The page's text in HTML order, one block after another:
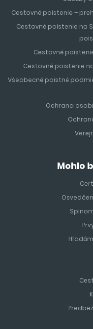
Cestovné poistenie –
Cestovné poistenie na
Cestovné
Cestovné poistenie
Všeobecné poistné
Ochrana
Mohlo